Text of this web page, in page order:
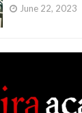
June 22, 2023